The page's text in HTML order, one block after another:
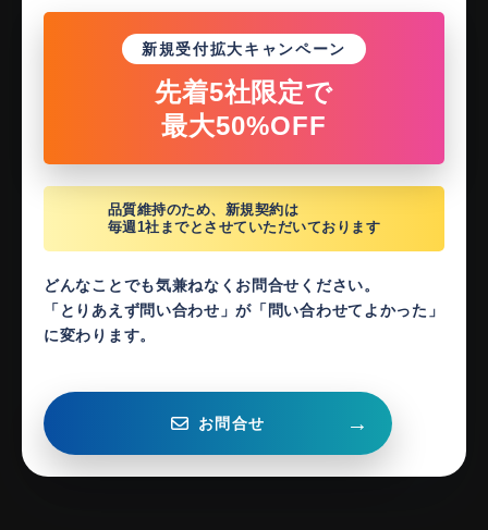
新規受付拡大キャンペーン
先着5社限定で
最大50%OFF
品質維持のため、新規契約は
毎週1社までとさせていただいております
どんなことでも気兼ねなくお問合せください。
「とりあえず問い合わせ」が「問い合わせてよかった」
に変わります。
お問合せ →